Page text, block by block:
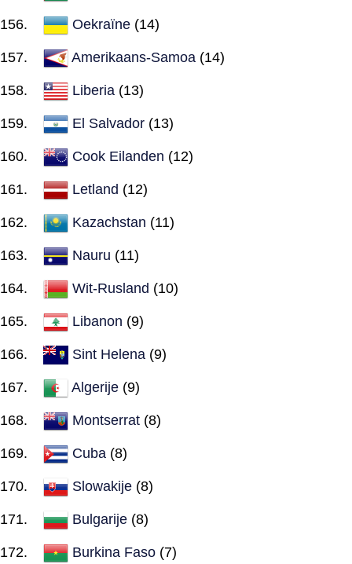
Oekraïne (14)
Amerikaans-Samoa (14)
Liberia (13)
El Salvador (13)
Cook Eilanden (12)
Letland (12)
Kazachstan (11)
Nauru (11)
Wit-Rusland (10)
Libanon (9)
Sint Helena (9)
Algerije (9)
Montserrat (8)
Cuba (8)
Slowakije (8)
Bulgarije (8)
Burkina Faso (7)